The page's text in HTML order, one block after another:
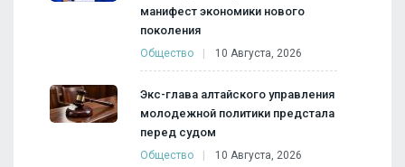
манифест экономики нового
поколения
Общество 10 Августа, 2026
Экс-глава алтайского управления
молодежной политики предстала
перед судом
Общество 10 Августа, 2026